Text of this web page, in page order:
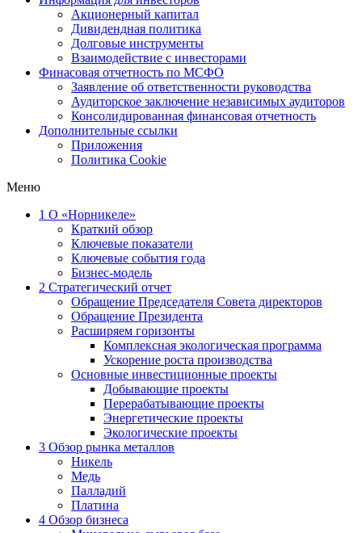
Акционерный капитал
Дивидендная политика
Долговые инструменты
Взаимодействие с инвеcторами
Финасовая отчетность по МСФО
Заявление об ответственности руководства
Аудиторское заключение независимых аудиторов
Консолидированная финансовая отчетность
Дополнительные ссылки
Приложения
Политика Cookie
Меню
1 О «Норникеле»
Краткий обзор
Ключевые показатели
Ключевые события года
Бизнес-модель
2 Стратегический отчет
Обращение Председателя Совета директоров
Обращение Президента
Расширяем горизонты
Комплексная экологическая программа
Ускорение роста производства
Основные инвестиционные проекты
Добывающие проекты
Перерабатывающие проекты
Энергетические проекты
Экологические проекты
3 Обзор рынка металлов
Никель
Медь
Палладий
Платина
4 Обзор бизнеса